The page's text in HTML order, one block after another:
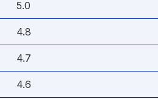
5.0
4.8
4.7
4.6